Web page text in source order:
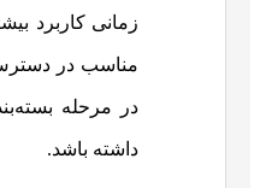
زمانی کاربرد
مناسب در دسترس
در مرحله
داشته باشد.